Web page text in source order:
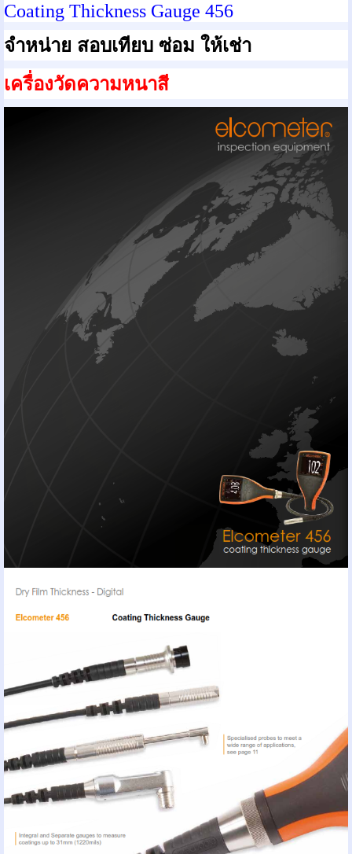
Coating Thickness Gauge 456
จำหน่าย สอบเทียบ ซ่อม ให้เช่า
เครื่องวัดความหนาสี